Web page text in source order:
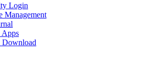
Login
Management
Download